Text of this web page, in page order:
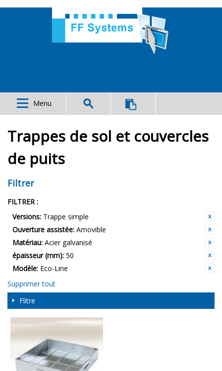
Menu
Trappes de sol et couvercles
de puits
Filtrer
FILTRER :
Versions: Trappe simple
Ouverture assistée: Amovible
Matériau: Acier galvanisé
épaisseur (mm): 50
Modèle: Eco-Line
Supprimer tout
Flitre